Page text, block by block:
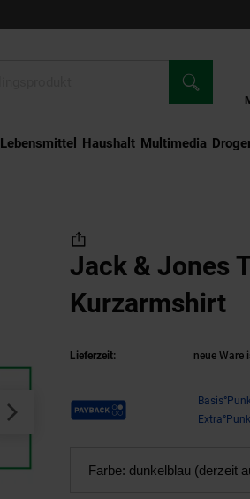
Lebensmittel Haushalt Multimedia
Jack & Jones
Kurzarmshirt
Lieferzeit: neue Ware
Payback Punkte
Farbe: dunkelblau (derzeit